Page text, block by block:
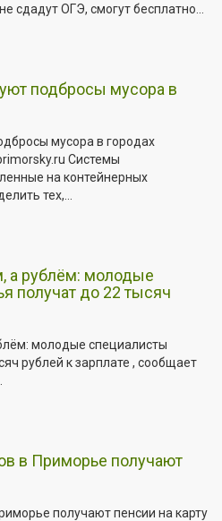
сдадут ОГЭ, смогут бесплатно...
подбросы мусора в
мусора в городах
Системы
на контейнерных
тех,...
а рублём: молодые
получат до 22 тысяч
молодые специалисты
рублей к зарплате , сообщает
в Приморье получают
получают пенсии на карту